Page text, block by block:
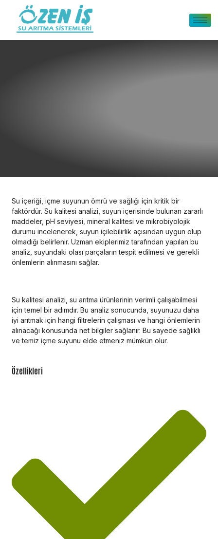
Su içeriği, içme suyunun ömrü ve sağlığı için kritik bir
faktördür. Su kalitesi analizi, suyun içerisinde bulunan zararlı
maddeler, pH seviyesi, mineral kalitesi ve mikrobiyolojik
durumu incelenerek, suyun içilebilirlik açısından uygun olup
olmadığı belirlenir. Uzman ekiplerimiz tarafından yapılan bu
analiz, suyundaki olası parçaların tespit edilmesi ve gerekli
önlemlerin alınmasını sağlar.
Su kalitesi analizi, su arıtma ürünlerinin verimli çalışabilmesi
için temel bir adımdır. Bu analiz sonucunda, suyunuzu daha
iyi arıtmak için hangi filtrelerin çalışması ve hangi önlemlerin
alınacağı konusunda net bilgiler sağlanır. Bu sayede sağlıklı
ve temiz içme suyunu elde etmeniz mümkün olur.
Özellikleri